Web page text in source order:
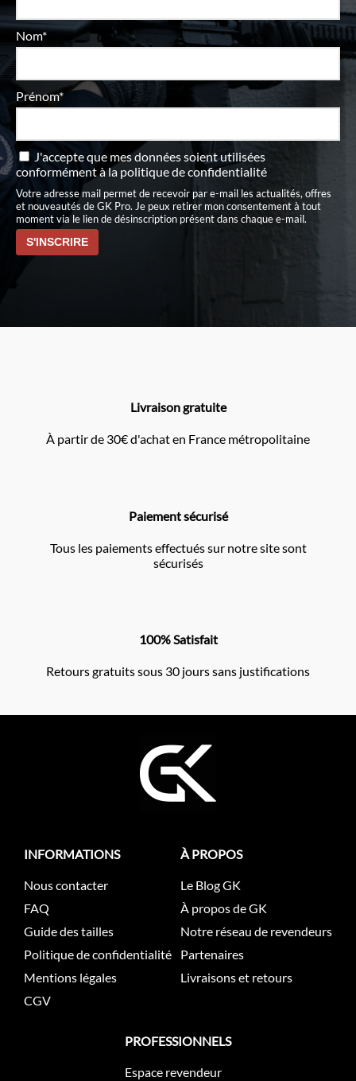
Nom*
Prénom*
J'accepte que mes données soient utilisées
conformément àla politique de confidentialité
Votre adresse mail permet de recevoir par e-mail les actualités, offres
et nouveautés de GK Pro. Je peux retirer mon consentement à tout
moment via le lien de désinscription présent dans chaque e-mail.
Livraison gratuite
À partir de 30€ d'achat en France métropolitaine
Paiement sécurisé
Tous les paiements effectués sur notre site sont
sécurisés
100% Satisfait
Retours gratuits sous 30 jours sans justifications
INFORMATIONS
Nous contacter
FAQ
Guide des tailles
Politique de confidentialité
Mentions légales
CGV
À PROPOS
Le Blog GK
À propos de GK
Notre réseau de revendeurs
Partenaires
Livraisons et retours
PROFESSIONNELS
Espace revendeur